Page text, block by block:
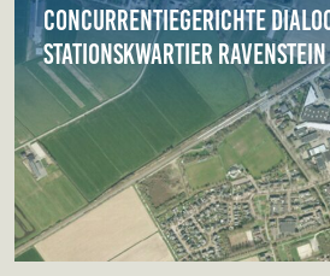
Concurrentiegerichte
Stationskwartier Ravenstein